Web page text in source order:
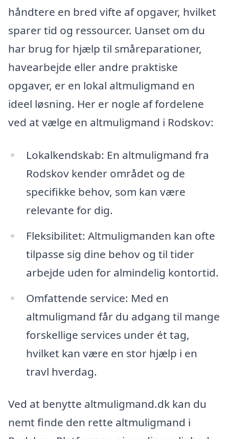
håndtere en bred vifte af opgaver, hvilket
sparer tid og ressourcer. Uanset om du
har brug for hjælp til småreparationer,
havearbejde eller andre praktiske
opgaver, er en lokal altmuligmand en
ideel løsning. Her er nogle af fordelene
ved at vælge en altmuligmand i Rodskov:
Lokalkendskab: En altmuligmand fra
Rodskov kender området og de
specifikke behov, som kan være
relevante for dig.
Fleksibilitet: Altmuligmanden kan ofte
tilpasse sig dine behov og til tider
arbejde uden for almindelig kontortid.
Omfattende service: Med en
altmuligmand får du adgang til mange
forskellige services under ét tag,
hvilket kan være en stor hjælp i en
travl hverdag.
Ved at benytte altmuligmand.dk kan du
nemt finde den rette altmuligmand i